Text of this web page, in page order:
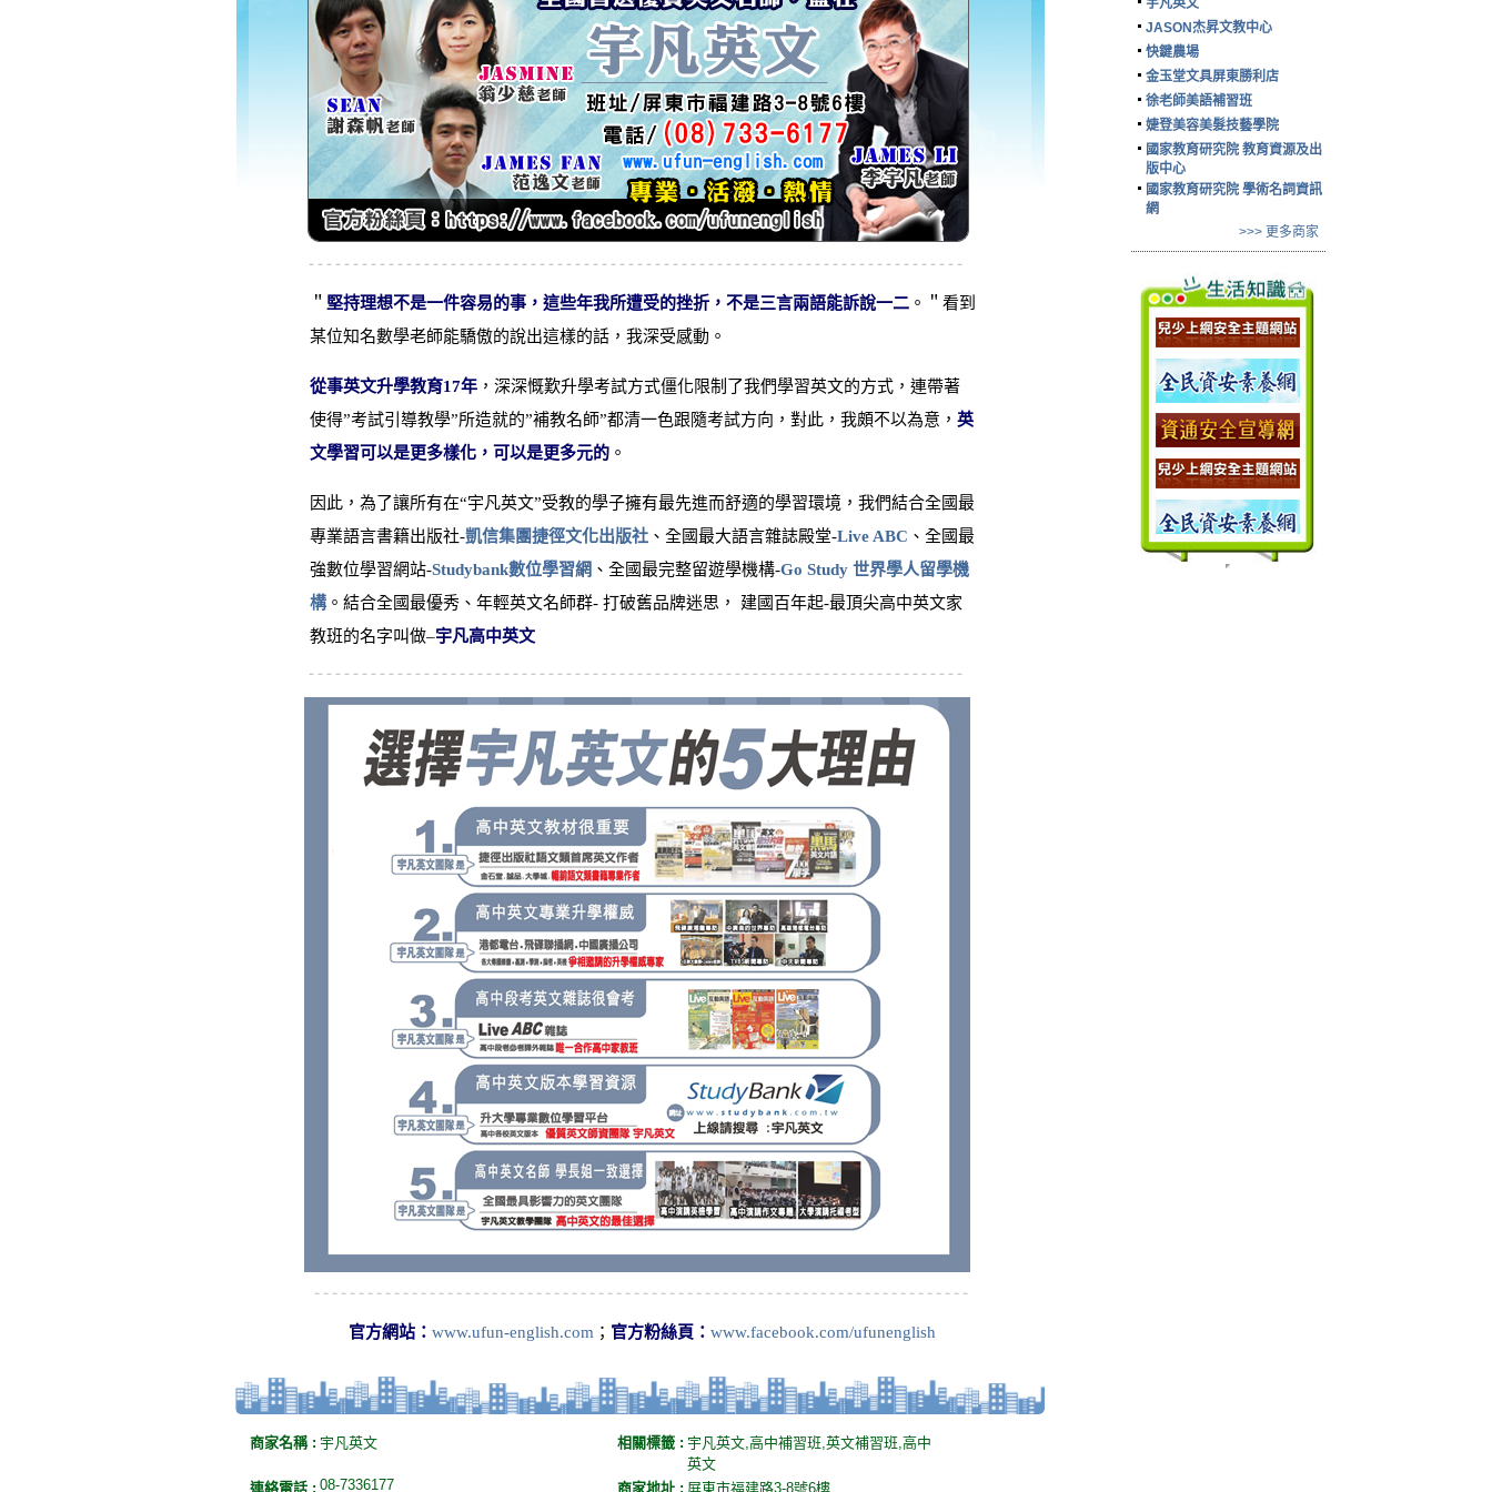
＂ 堅持理想不是一件容易的事，這些年我所遭受的挫折，不是三言兩語能訴說一二。＂看到
某位知名數學老師能驕傲的說出這樣的話，我深受感動。
從事英文升學教育17年，深深慨歎升學考試方式僵化限制了我們學習英文的方式，連帶著
使得”考試引導教學”所造就的”補教名師”都清一色跟隨考試方向，對此，我頗不以為意， 英
文學習可以是更多樣化，可以是更多元的。
因此，為了讓所有在“宇凡英文”受教的學子擁有最先進而舒適的學習環境，我們結合全國最
專業語言書籍出版社-凱信集團捷徑文化出版社、全國最大語言雜誌殿堂-Live ABC 、全國最
強數位學習網站-Studybank數位學習網 、全國最完整留遊學機構-Go Study 世界學人留學機
構。結合全國最優秀、年輕英文名師群- 打破舊品牌迷思， 建國百年起-最頂尖高中英文家
教班的名字叫做–宇凡高中英文
官方網站： www.ufun-english.com ； 官方粉絲頁： www.facebook.com/ufunenglish
商家名稱 : 宇凡英文 相關標籤 : 宇凡英文,高中補習班,英文補習班,高中
英文
連絡電話 : 08-7336177 商家地址 : 屏東市福建路3-8號6樓
宇凡英文
JASON杰昇文教中心
快鍵農場
金玉堂文具屏東勝利店
徐老師美語補習班
婕登美容美髮技藝學院
國家教育研究院 教育資源及出
版中心
國家教育研究院 學術名詞資訊
網
>>> 更多商家